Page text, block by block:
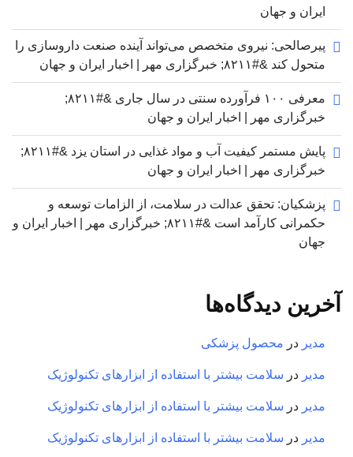
ایران و جهان
پیرصالحی: نیروی متخصص می‌تواند آینده صنعت داروسازی را
متحول کند &#۸۲۱۱; خبرگزاری مهر | اخبار ایران و جهان
معرفی ۱۰۰ فرآورده سنتی در سال جاری &#۸۲۱۱;
خبرگزاری مهر | اخبار ایران و جهان
پایش مستمر کیفیت آب و مواد غذایی در استان یزد &#۸۲۱۱;
خبرگزاری مهر | اخبار ایران و جهان
پزشکیان: تحقق عدالت در سلامت، از الزامات توسعه و
حکمرانی کارآمد است &#۸۲۱۱; خبرگزاری مهر | اخبار ایران و
جهان
آخرین دیدگاه‌ها
مدیر در محصول پزشکی
مدیر در سلامت بیشتر با استفاده از ابزارهای تکنولوژیک
مدیر در سلامت بیشتر با استفاده از ابزارهای تکنولوژیک
مدیر در سلامت بیشتر با استفاده از ابزارهای تکنولوژیک